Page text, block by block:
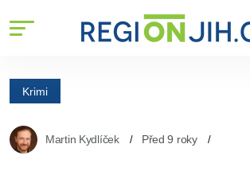
Krimi
Martin Kydlíček Před 9 roky